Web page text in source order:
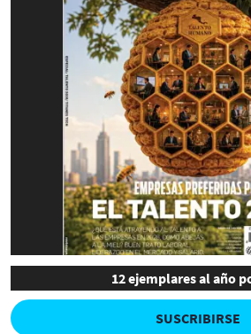
12 ejemplares al año
SUSCRIBIRSE